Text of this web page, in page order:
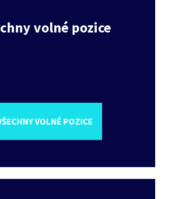
volné pozice
VOLNÉ POZICE